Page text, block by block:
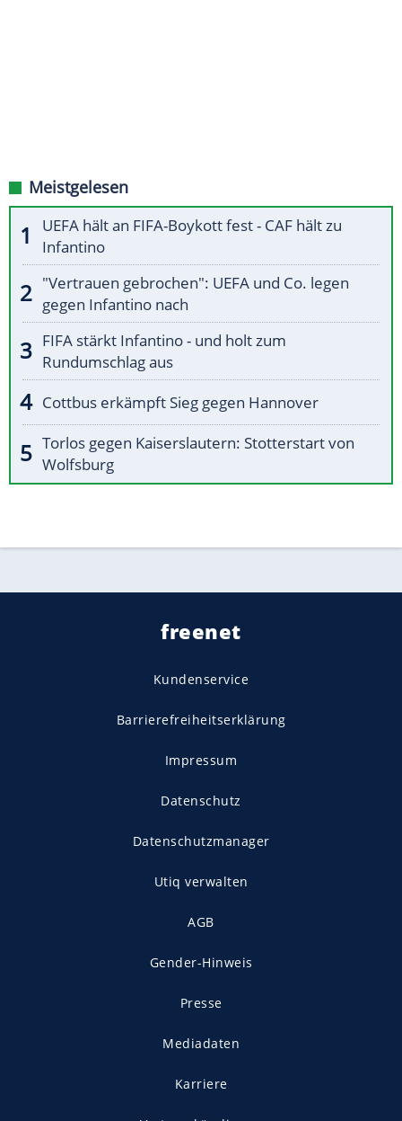
Meistgelesen
UEFA hält an FIFA-Boykott fest - CAF hält zu
Infantino
"Vertrauen gebrochen": UEFA und Co. legen
gegen Infantino nach
FIFA stärkt Infantino - und holt zum
Rundumschlag aus
Cottbus erkämpft Sieg gegen Hannover
Torlos gegen Kaiserslautern: Stotterstart von
Wolfsburg
freenet
Kundenservice
Barrierefreiheitserklärung
Impressum
Datenschutz
Datenschutzmanager
Utiq verwalten
AGB
Gender-Hinweis
Presse
Mediadaten
Karriere